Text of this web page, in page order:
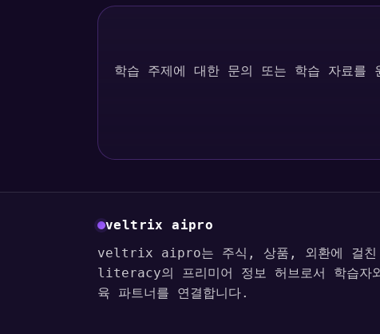
학습 주제에 대한 문의 또는 학습 자료를
veltrix aipro
veltrix aipro는 주식, 상품, 외환에 걸친
literacy의 프리미어 정보 허브로서 학습자
육 파트너를 연결합니다.